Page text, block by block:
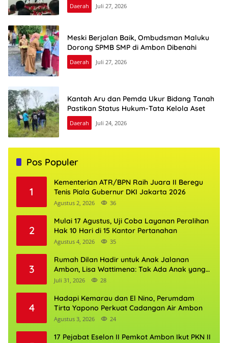
Daerah Juli 27, 2026
Meski Berjalan Baik, Ombudsman Maluku
Dorong SPMB SMP di Ambon Dibenahi
Daerah Juli 27, 2026
Kantah Aru dan Pemda Ukur Bidang Tanah
Pastikan Status Hukum-Tata Kelola Aset
Daerah Juli 24, 2026
Pos Populer
1
Kementerian ATR/BPN Raih Juara II Beregu
Tenis Piala Gubernur DKI Jakarta 2026
Agustus 2, 2026 36
2
Mulai 17 Agustus, Uji Coba Layanan Peralihan
Hak 10 Hari di 15 Kantor Pertanahan
Agustus 4, 2026 35
3
Rumah Dilan Hadir untuk Anak Jalanan
Ambon, Lisa Wattimena: Tak Ada Anak yang
Boleh Kehilangan Masa Depannya
Juli 31, 2026 28
4
Hadapi Kemarau dan El Nino, Perumdam
Tirta Yapono Perkuat Cadangan Air Ambon
Agustus 3, 2026 24
17 Pejabat Eselon II Pemkot Ambon Ikut PKN II